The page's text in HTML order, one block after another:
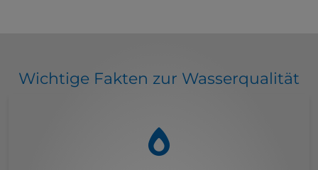
Wichtige Fakten zur Wasserqualität